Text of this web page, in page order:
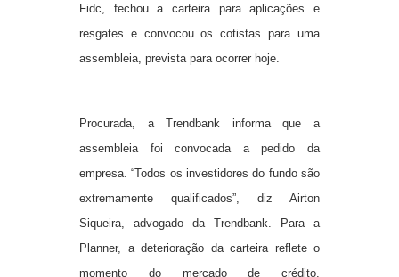
Fidc, fechou a carteira para aplicações e
resgates e convocou os cotistas para uma
assembleia, prevista para ocorrer hoje.
Procurada, a Trendbank informa que a
assembleia foi convocada a pedido da
empresa. “Todos os investidores do fundo são
extremamente qualificados”, diz Airton
Siqueira, advogado da Trendbank. Para a
Planner, a deterioração da carteira reflete o
momento do mercado de crédito.